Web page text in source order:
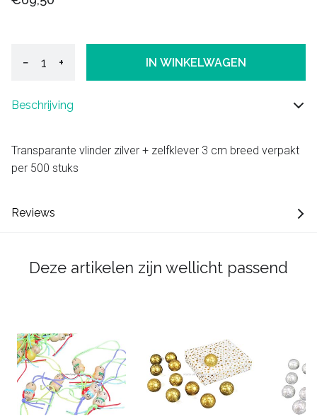
− + IN WINKELWAGEN
Beschrijving
Transparante vlinder zilver + zelfklever 3 cm breed verpakt
per 500 stuks
Reviews
Deze artikelen zijn wellicht passend